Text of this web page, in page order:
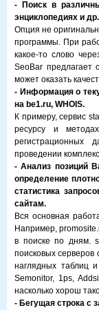
- Поиск в
энциклопедиях и др.
Опция не
программы. При
какое-то слово
SeoBar предлагает
может оказать
- Информация о
на be1.ru, WHOIS.
К примеру, сервис
ресурсу и
проведении
- Анализ позиций
определение
статистика
сайтам.
Вся основная
Например,
в поиске по дням.
поисковых серверов
наглядных таблиц
Semonitor, 1ps,
насколько хорош
- Бегущая строка с